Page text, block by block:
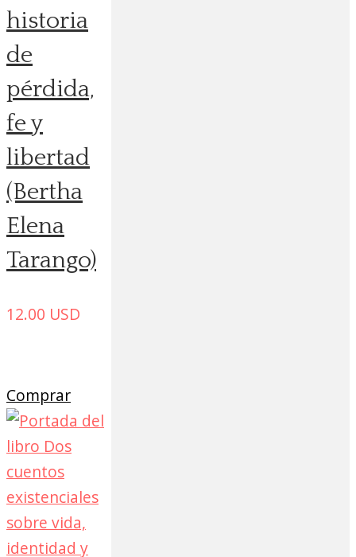
historia
de
pérdida,
fe y
libertad
(Bertha
Elena
Tarango)
12.00 USD
Comprar